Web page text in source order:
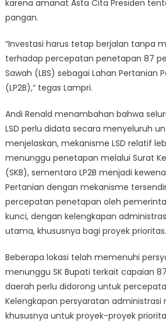
karena amanat Asta Cita Presiden
pangan.
“Investasi harus tetap berjalan tanpa
terhadap percepatan penetapan 87
Sawah (LBS) sebagai Lahan Pertanian
(LP2B),” tegas Lampri.
Andi Renald menambahan bahwa
LSD perlu didata secara menyeluruh
menjelaskan, mekanisme LSD relatif
menunggu penetapan melalui Surat
(SKB), sementara LP2B menjadi
Pertanian dengan mekanisme
percepatan penetapan oleh
kunci, dengan kelengkapan
utama, khususnya bagi proyek prioritas.
Beberapa lokasi telah memenuhi
menunggu SK Bupati terkait capaian
daerah perlu didorong untuk
Kelengkapan persyaratan
khususnya untuk proyek-proyek